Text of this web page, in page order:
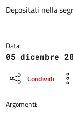
Dettagli
Depositati nella
Data:
05 dicembre
Condividi
Argomenti: